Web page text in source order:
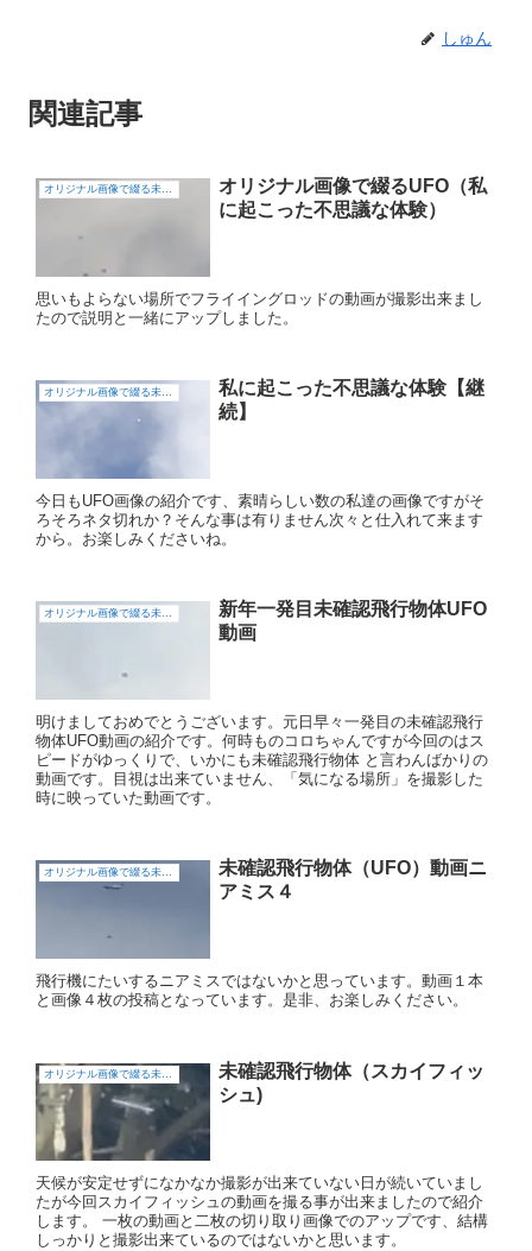
しゅん
関連記事
オリジナル画像で綴る未確認飛行物体（UFO)
オリジナル画像で綴るUFO（私
に起こった不思議な体験）
思いもよらない場所でフライイングロッドの動画が撮影出来まし
たので説明と一緒にアップしました。
オリジナル画像で綴る未確認飛行物体（UFO)
私に起こった不思議な体験【継
続】
今日もUFO画像の紹介です、素晴らしい数の私達の画像ですがそ
ろそろネタ切れか？そんな事は有りません次々と仕入れて来ます
から。お楽しみくださいね。
オリジナル画像で綴る未確認飛行物体（UFO)
新年一発目未確認飛行物体UFO
動画
明けましておめでとうございます。元日早々一発目の未確認飛行
物体UFO動画の紹介です。何時ものコロちゃんですが今回のはス
ピードがゆっくりで、いかにも未確認飛行物体 と言わんばかりの
動画です。目視は出来ていません、「気になる場所」を撮影した
時に映っていた動画です。
オリジナル画像で綴る未確認飛行物体（UFO)
未確認飛行物体（UFO）動画ニ
アミス４
飛行機にたいするニアミスではないかと思っています。動画１本
と画像４枚の投稿となっています。是非、お楽しみください。
オリジナル画像で綴る未確認飛行物体（UFO)
未確認飛行物体（スカイフィッ
シュ)
天候が安定せずになかなか撮影が出来ていない日が続いていまし
たが今回スカイフィッシュの動画を撮る事が出来ましたので紹介
します。 一枚の動画と二枚の切り取り画像でのアップです、結構
しっかりと撮影出来ているのではないかと思います。